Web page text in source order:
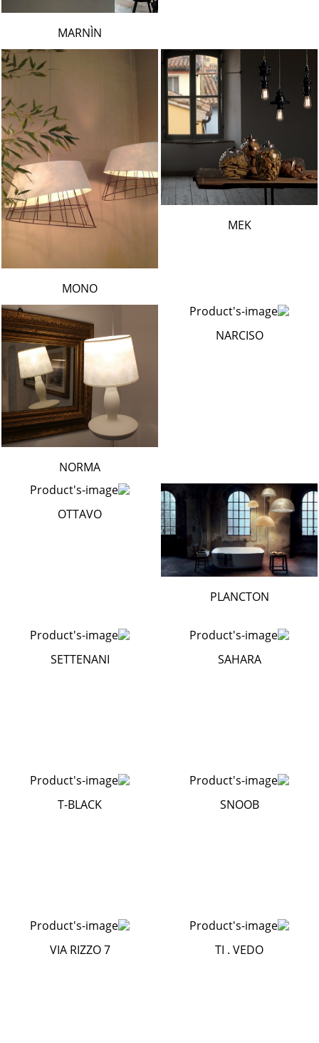
MARNÌN
MEK
MONO
NARCISO
NORMA
PLANCTON
OTTAVO
SAHARA
SETTENANI
SNOOB
T-BLACK
TI . VEDO
VIA RIZZO 7